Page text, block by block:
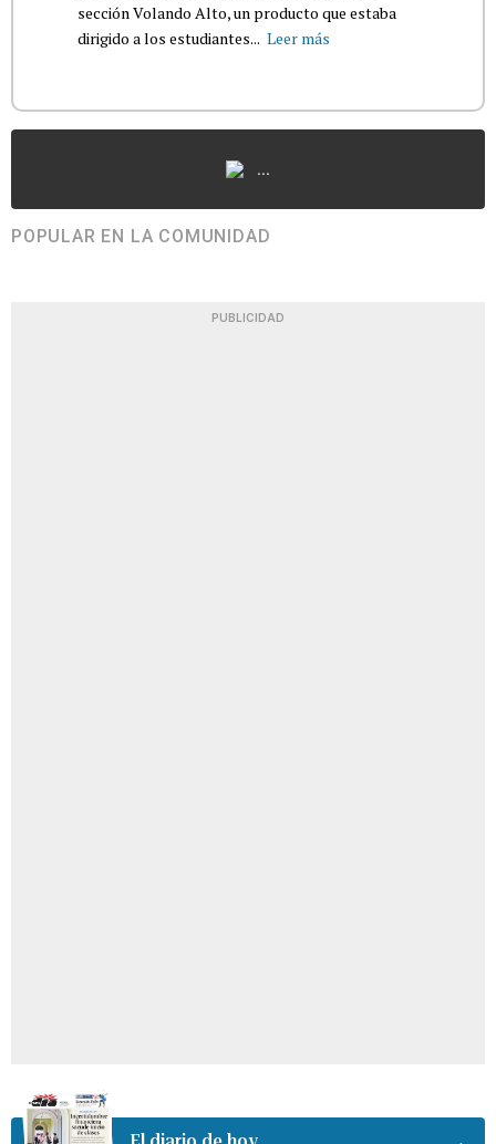
sección Volando Alto, un producto que estaba
dirigido a los estudiantes... Leer más
...
POPULAR EN LA COMUNIDAD
PUBLICIDAD